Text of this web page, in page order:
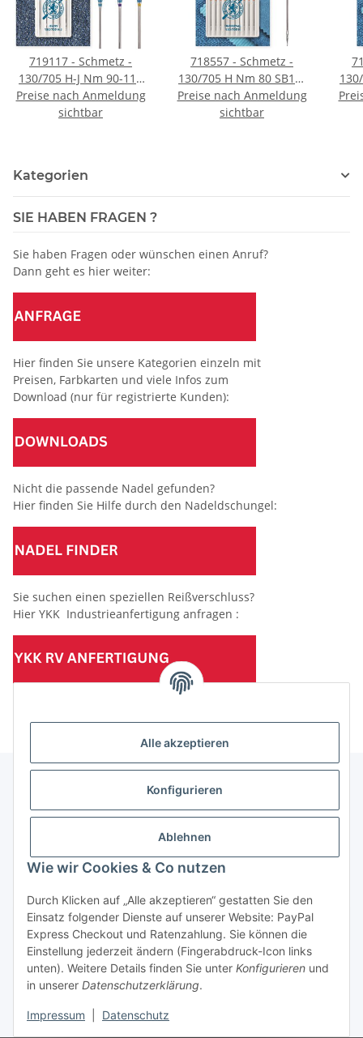
Alle akzeptieren
Konfigurieren
Ablehnen
Wie wir Cookies & Co nutzen
Durch Klicken auf „Alle akzeptieren“ gestatten Sie den
Einsatz folgender Dienste auf unserer Website: PayPal
Express Checkout und Ratenzahlung. Sie können die
Einstellung jederzeit ändern (Fingerabdruck-Icon links
unten). Weitere Details finden Sie unter Konfigurieren und
in unserer Datenschutzerklärung.
Impressum Datenschutz
719117 - Schmetz -
130/705 H-J Nm 90-110
SB5-Karte / Nadeldicke =
90-110 / Preis pro Karte
Preise nach Anmeldung
sichtbar
718557 - Schmetz -
130/705 H Nm 80 SB10-
Karte / Nadeldicke = 80 /
Preis pro Karte
Preise nach Anmeldung
sichtbar
130/705
Kategorien
SIE HABEN FRAGEN ?
Sie haben Fragen oder wünschen einen Anruf?
Dann geht es hier weiter:
Hier finden Sie unsere Kategorien einzeln mit
Preisen, Farbkarten und viele Infos zum
Download (nur für registrierte Kunden):
Nicht die passende Nadel gefunden?
Hier finden Sie Hilfe durch den Nadeldschungel:
Sie suchen einen speziellen Reißverschluss?
Hier YKK Industrieanfertigung anfragen :
(Mindesttabnahmemenge 10 Stück je Länge und Farbe)
Informationen
Gesetzliche Informationen
Vertrag widerrufen
* Alle Preise zzgl. gesetzlicher USt., zzgl.